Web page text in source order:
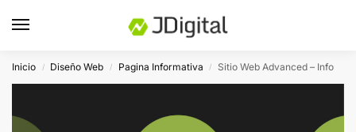
Inicio / Diseño Web / Pagina Informativa / Sitio Web Advanced – Info